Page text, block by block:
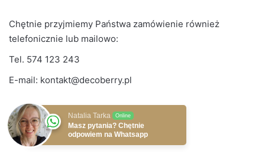
Chętnie przyjmiemy Państwa zamówienie również
telefonicznie lub mailowo:
Tel. 574 123 243
E-mail: kontakt@decoberry.pl
Natalia Tarka Online
Masz pytania? Chętnie
odpowiem na Whatsapp